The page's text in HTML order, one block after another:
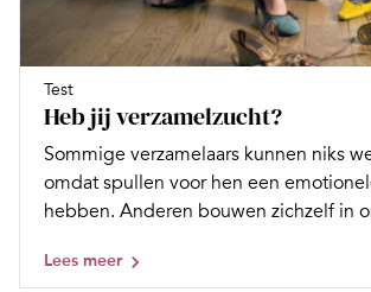
Test
Heb jij verzamelzucht?
Sommige verzamelaars kunnen niks
omdat spullen voor hen een
hebben. Anderen bouwen zichzelf in
Lees meer